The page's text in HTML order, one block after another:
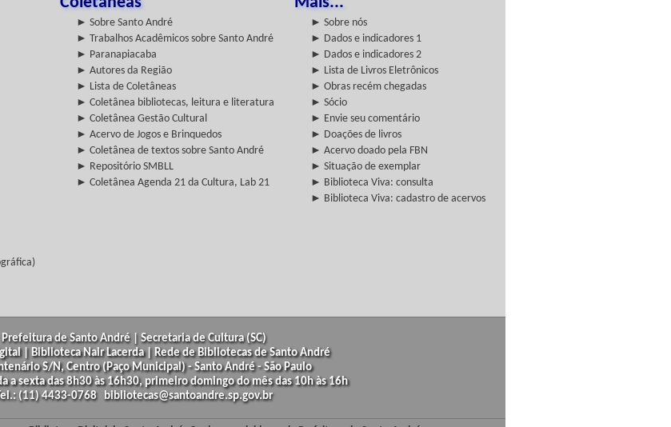
► Sobre Santo André
► Sobre nós
► Trabalhos Acadêmicos sobre Santo André
► Dados e indicadores 1
► Paranapiacaba
► Dados e indicadores 2
► Autores da Região
► Lista de Livros Eletrônicos
► Lista de Coletâneas
► Obras recém chegadas
► Coletânea bibliotecas, leitura e literatura
► Sócio
► Coletânea Gestão Cultural
► Envie seu comentário
► Acervo de Jogos e Brinquedos
► Doações de livros
► Coletânea de textos sobre Santo André
► Acervo doado pela FBN
► Repositório SMBLL
► Situação de exemplar
► Coletânea Agenda 21 da Cultura, Lab 21
► Biblioteca Viva: consulta
► Biblioteca Viva: cadastro de acervos
Prefeitura de Santo André | Secretaria de Cultura (SC)
| Biblioteca Nair Lacerda | Rede de Bibliotecas de Santo André
S/N, Centro (Paço Municipal) - Santo André - São Paulo
a sexta das 8h30 às 16h30, primeiro domingo do mês das 10h às 16h
(11) 4433-0768 bibliotecas@santoandre.sp.gov.br